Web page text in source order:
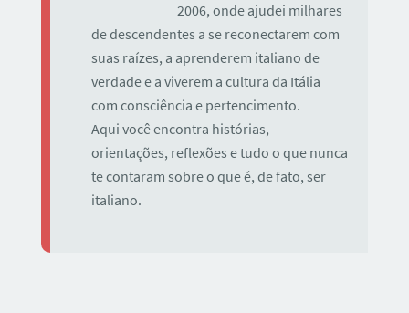
2006, onde ajudei milhares
de descendentes a se reconectarem com
suas raízes, a aprenderem italiano de
verdade e a viverem a cultura da Itália
com consciência e pertencimento.
Aqui você encontra histórias,
orientações, reflexões e tudo o que nunca
te contaram sobre o que é, de fato, ser
italiano.